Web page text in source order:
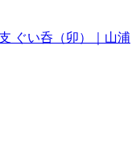
ぐい呑（卯）｜山浦